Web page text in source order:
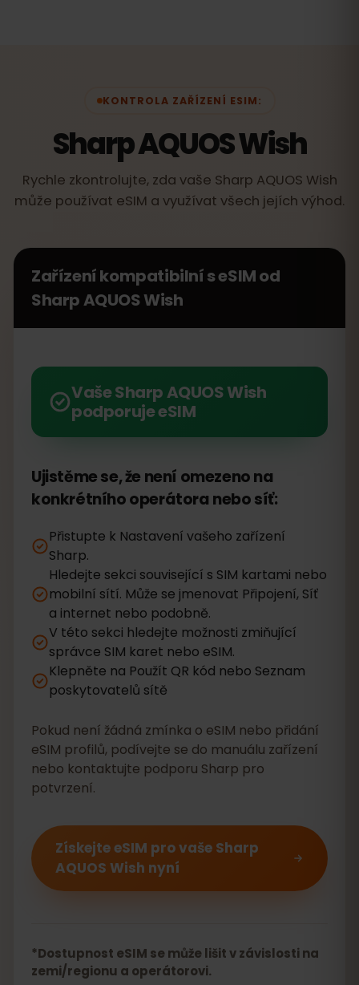
KONTROLA ZAŘÍZENÍ ESIM:
Sharp AQUOS Wish
Rychle zkontrolujte, zda vaše Sharp AQUOS Wish
může používat eSIM a využívat všech jejích výhod.
Zařízení kompatibilní s eSIM od
Sharp AQUOS Wish
Vaše Sharp AQUOS Wish
podporuje eSIM
Ujistěme se, že není omezeno na
konkrétního operátora nebo síť:
Přistupte k Nastavení vašeho zařízení
Sharp.
Hledejte sekci související s SIM kartami nebo
mobilní sítí. Může se jmenovat Připojení, Síť
a internet nebo podobně.
V této sekci hledejte možnosti zmiňující
správce SIM karet nebo eSIM.
Klepněte na Použít QR kód nebo Seznam
poskytovatelů sítě
Pokud není žádná zmínka o eSIM nebo přidání
eSIM profilů, podívejte se do manuálu zařízení
nebo kontaktujte podporu Sharp pro
potvrzení.
Získejte eSIM pro vaše Sharp
AQUOS Wish nyní
*Dostupnost eSIM se může lišit v závislosti na
zemi/regionu a operátorovi.